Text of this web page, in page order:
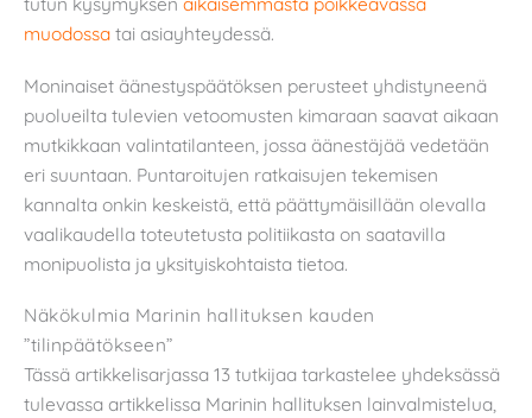
muodossa tai asiayhteydessä.
Moninaiset äänestyspäätöksen perusteet yhdistyneenä
puolueilta tulevien vetoomusten kimaraan saavat aikaan
mutkikkaan valintatilanteen, jossa äänestäjää vedetään
eri suuntaan. Puntaroitujen ratkaisujen tekemisen
kannalta onkin keskeistä, että päättymäisillään olevalla
vaalikaudella toteutetusta politiikasta on saatavilla
monipuolista ja yksityiskohtaista tietoa.
Näkökulmia Marinin hallituksen kauden
”tilinpäätökseen”
Tässä artikkelisarjassa 13 tutkijaa tarkastelee yhdeksässä
tulevassa artikkelissa Marinin hallituksen lainvalmistelua,